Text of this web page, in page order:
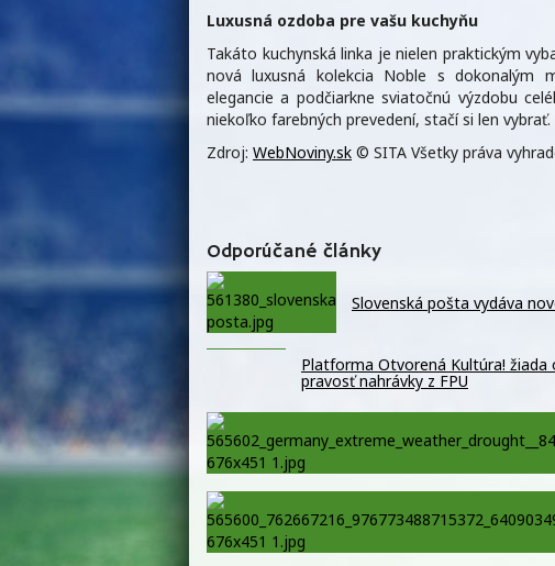
Luxusná ozdoba pre vašu kuchyňu
Takáto kuchynská linka je nielen praktickým
nová luxusná kolekcia Noble s dokonalým
elegancie a podčiarkne sviatočnú výzdobu
niekoľko farebných prevedení, stačí si len vybrať.
Zdroj: WebNoviny.sk © SITA Všetky práva
Odporúčané články
Slovenská pošta vydáva
Platforma Otvorená Kultúra!
pravosť nahrávky z FPU